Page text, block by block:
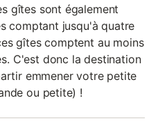
gîtes sont également
comptant jusqu'à quatre
gîtes comptent au moins
C'est donc la destination
emmener votre petite
ou petite) !